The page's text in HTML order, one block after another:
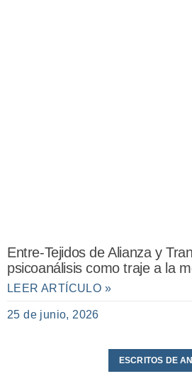
Entre-Tejidos de Alianza y
psicoanálisis como traje a la
LEER ARTÍCULO »
25 de junio, 2026
ESCRITOS DE